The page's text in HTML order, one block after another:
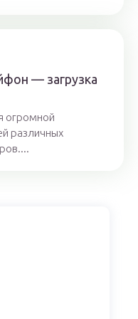
— загрузка
огромной
различных